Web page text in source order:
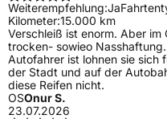
Weiterempfehlung:Ja
Kilometer:15.000 km
Verschleiß ist enorm. Aber
trocken- sowieo
Autofahrer ist lohnen sie sich
der Stadt und auf der
diese Reifen nicht.
OSOnur S.
23.07.2026